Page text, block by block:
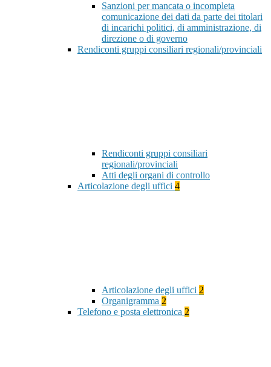
Sanzioni per mancata o incompleta
comunicazione dei dati da parte dei titolari
di incarichi politici, di amministrazione, di
direzione o di governo
Rendiconti gruppi consiliari regionali/provinciali
Rendiconti gruppi consiliari
regionali/provinciali
Atti degli organi di controllo
Articolazione degli uffici 4
Articolazione degli uffici 2
Organigramma 2
Telefono e posta elettronica 2